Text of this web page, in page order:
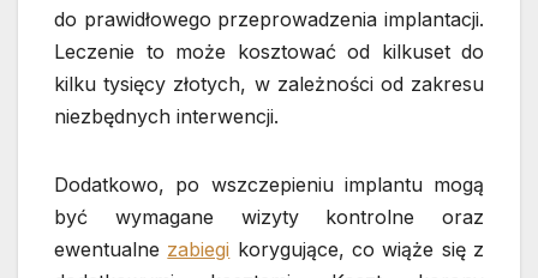
do prawidłowego przeprowadzenia implantacji.
Leczenie to może kosztować od kilkuset do
kilku tysięcy złotych, w zależności od zakresu
niezbędnych interwencji.
Dodatkowo, po wszczepieniu implantu mogą
być wymagane wizyty kontrolne oraz
ewentualne zabiegi korygujące, co wiąże się z